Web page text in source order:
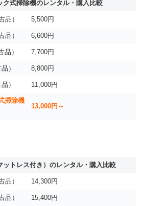
ク式掃除機のレンタル・購入比較
品） 5,500円
品） 6,600円
） 7,700円
） 8,800円
） 11,000円
掃除機
13,000円～
ットレス付き）のレンタル・購入比較
品） 14,300円
品） 15,400円